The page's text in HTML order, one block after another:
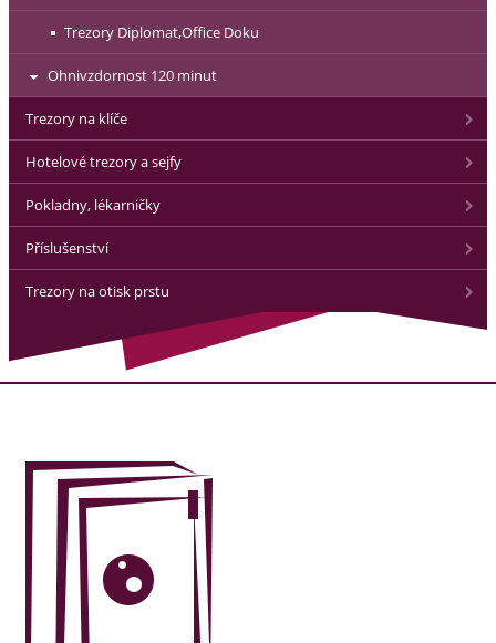
Trezory Diplomat,Office Doku
Ohnivzdornost 120 minut
Trezory na klíče
Hotelové trezory a sejfy
Pokladny, lékarničky
Příslušenství
Trezory na otisk prstu